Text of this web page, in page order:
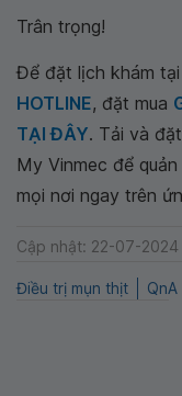
Trân trọng!
Để đặt lịch khám
HOTLINE, đặt mua
TẠI ĐÂY. Tải và
My Vinmec để
mọi nơi ngay trên
Cập nhật: 22-07-2024
Điều trị mụn thịt QnA